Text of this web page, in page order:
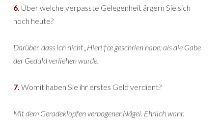
6. Über welche verpasste Gelegenheit ärgern Sie sich
noch heute?
Darüber, dass ich nicht „Hier!†œ geschrien habe, als die Gabe
der Geduld verliehen wurde.
7. Womit haben Sie ihr erstes Geld verdient?
Mit dem Geradeklopfen verbogener Nägel. Ehrlich wahr.